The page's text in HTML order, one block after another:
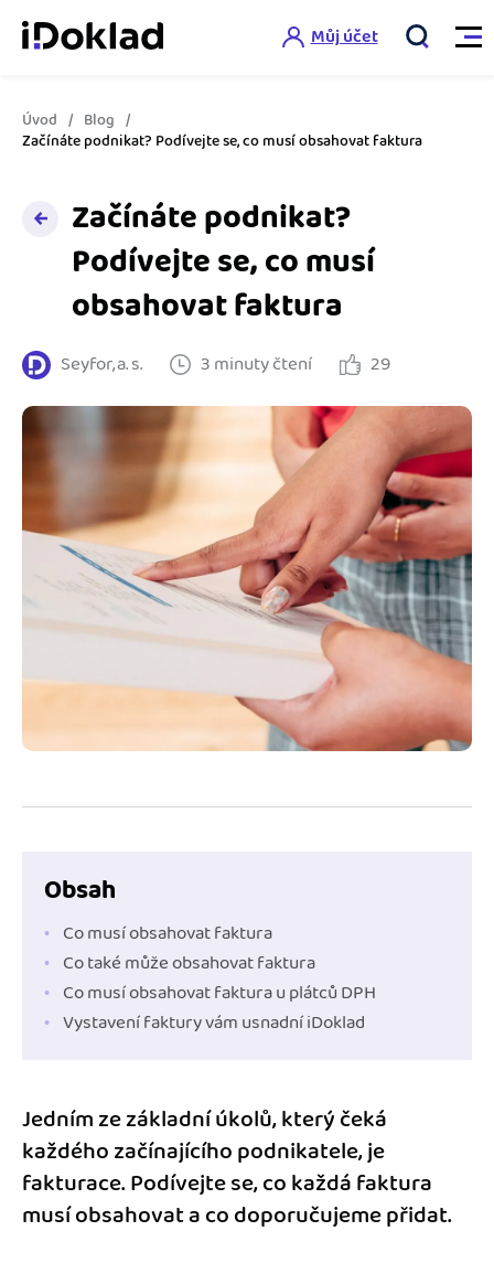
Vlastnosti
Online fakturace
Správa kontaktů
Hlídání cashflow
Spolupráce s účetní
Výkazy pro úřady
Propojení na další systémy
Spřátelené účetní
Katalog doplňků
Ceník
Jak začít podnikat
Jak se vyznat ve fakturaci
Blog
mini akademie
Šablony faktur
Šablona pro plátce DPH
Šablona pro neplátce DPH
Registrovat ZDARMA
Můj účet
Úvod
Blog
Začínáte podnikat? Podívejte se, co musí obsahovat faktura
Začínáte podnikat?
Podívejte se, co musí
obsahovat faktura
Seyfor, a. s. 3 minuty čtení 29
Obsah
Co musí obsahovat faktura
Co také může obsahovat faktura
Co musí obsahovat faktura u plátců DPH
Vystavení faktury vám usnadní iDoklad
Jedním ze základní úkolů, který čeká
každého začínajícího podnikatele, je
fakturace. Podívejte se, co každá faktura
musí obsahovat a co doporučujeme přidat.